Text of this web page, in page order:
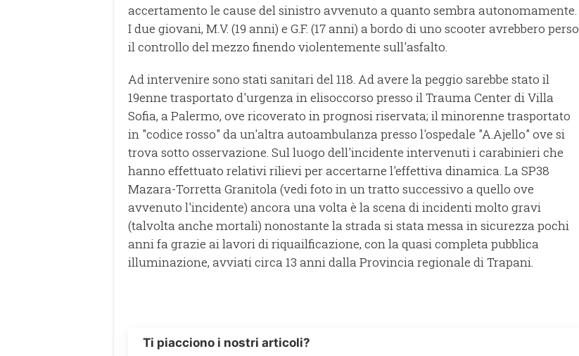
accertamento le cause del sinistro avvenuto a quanto sembra autonomamente.
I due giovani, M.V. (19 anni) e G.F. (17 anni) a bordo di uno scooter avrebbero perso
il controllo del mezzo finendo violentemente sull'asfalto.
Ad intervenire sono stati sanitari del 118. Ad avere la peggio sarebbe stato il
19enne trasportato d'urgenza in elisoccorso presso il Trauma Center di Villa
Sofia, a Palermo, ove ricoverato in prognosi riservata; il minorenne trasportato
in "codice rosso" da un'altra autoambulanza presso l'ospedale "A.Ajello" ove si
trova sotto osservazione. Sul luogo dell'incidente intervenuti i carabinieri che
hanno effettuato relativi rilievi per accertarne l'effettiva dinamica. La SP38
Mazara-Torretta Granitola (vedi foto in un tratto successivo a quello ove
avvenuto l'incidente) ancora una volta è la scena di incidenti molto gravi
(talvolta anche mortali) nonostante la strada si stata messa in sicurezza pochi
anni fa grazie ai lavori di riquailficazione, con la quasi completa pubblica
illuminazione, avviati circa 13 anni dalla Provincia regionale di Trapani.
Ti piacciono i nostri articoli?